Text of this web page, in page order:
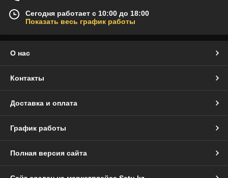
Сегодня работает с 10:00 до 18:00
Показать весь график работы
О нас
Контакты
Доставка и оплата
График работы
Полная версия сайта